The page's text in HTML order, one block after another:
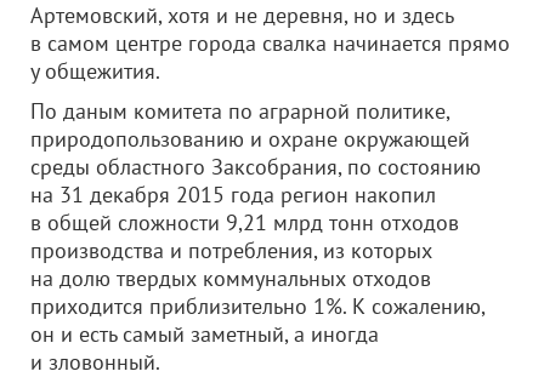
Артемовский, хотя и не деревня, но и здесь
в самом центре города свалка начинается прямо
у общежития.
По даным комитета по аграрной политике,
природопользованию и охране окружающей
среды областного Заксобрания, по состоянию
на 31 декабря 2015 года регион накопил
в общей сложности 9,21 млрд тонн отходов
производства и потребления, из которых
на долю твердых коммунальных отходов
приходится приблизительно 1%. К сожалению,
он и есть самый заметный, а иногда
и зловонный.